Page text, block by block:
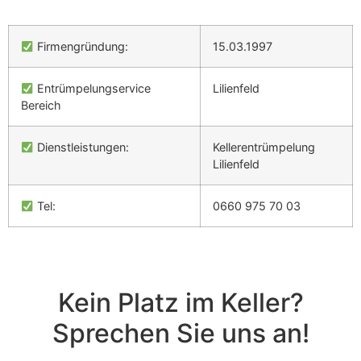
Firmengründung: 15.03.1997
Entrümpelungservice
Bereich
Lilienfeld
Dienstleistungen:
Kellerentrümpelung
Lilienfeld
Tel: 0660 975 70 03
Kein Platz im Keller?
Sprechen Sie uns an!